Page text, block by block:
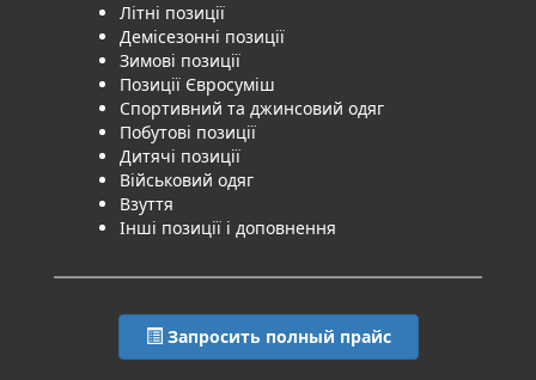
Літні позиції
Демісезонні позиції
Зимові позиції
Позиції Євросуміш
Спортивний та джинсовий одяг
Побутові позиції
Дитячі позиції
Військовий одяг
Взуття
Інші позиції і доповнення
Запросить полный прайс